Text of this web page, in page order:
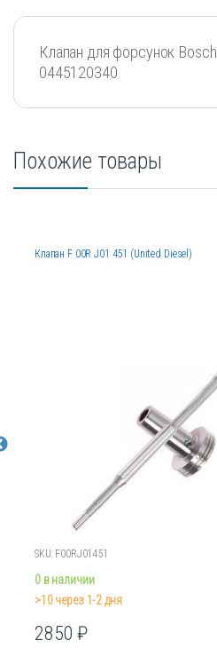
Клапан для форсунок Bosch
0445120340
Похожие товары
Клапан F 00R J01 451 (United Diesel)
SKU: F00RJ01451
0 в наличии
>10 через 1-2 дня
2850₽
Этот